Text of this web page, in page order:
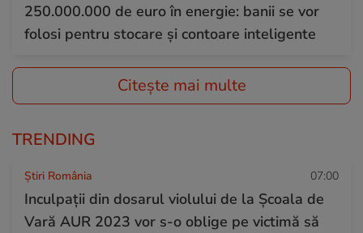
250.000.000 de euro în energie: banii se vor
folosi pentru stocare și contoare inteligente
Citește mai multe
TRENDING
Știri România 07:00
Inculpații din dosarul violului de la Școala de
Vară AUR 2023 vor s-o oblige pe victimă să